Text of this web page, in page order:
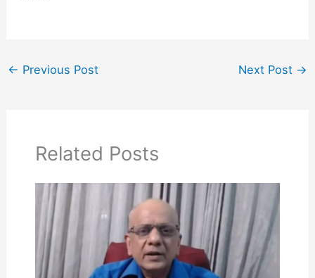
← Previous Post Next Post →
Related Posts